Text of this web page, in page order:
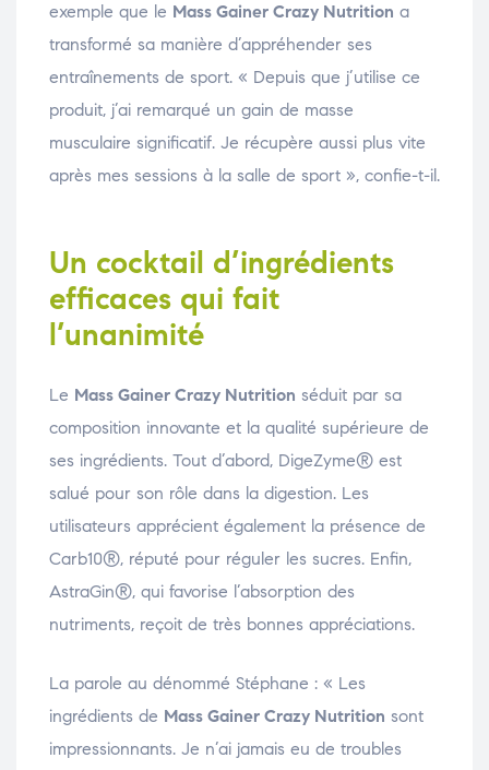
exemple que le Mass Gainer Crazy Nutrition a
transformé sa manière d’appréhender ses
entraînements de sport. « Depuis que j’utilise ce
produit, j’ai remarqué un gain de masse
musculaire significatif. Je récupère aussi plus vite
après mes sessions à la salle de sport », confie-t-il.
Un cocktail d’ingrédients
efficaces qui fait
l’unanimité
Le Mass Gainer Crazy Nutrition séduit par sa
composition innovante et la qualité supérieure de
ses ingrédients. Tout d’abord, DigeZyme® est
salué pour son rôle dans la digestion. Les
utilisateurs apprécient également la présence de
Carb10®, réputé pour réguler les sucres. Enfin,
AstraGin®, qui favorise l’absorption des
nutriments, reçoit de très bonnes appréciations.
La parole au dénommé Stéphane : « Les
ingrédients de Mass Gainer Crazy Nutrition sont
impressionnants. Je n’ai jamais eu de troubles